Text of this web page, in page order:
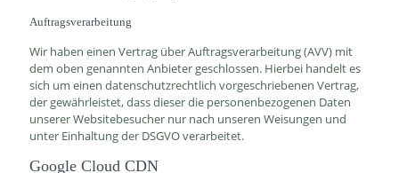
Auftragsverarbeitung
Wir haben einen Vertrag über Auftragsverarbeitung (AVV) mit
dem oben genannten Anbieter geschlossen. Hierbei handelt es
sich um einen datenschutzrechtlich vorgeschriebenen Vertrag,
der gewährleistet, dass dieser die personenbezogenen Daten
unserer Websitebesucher nur nach unseren Weisungen und
unter Einhaltung der DSGVO verarbeitet.
Google Cloud CDN